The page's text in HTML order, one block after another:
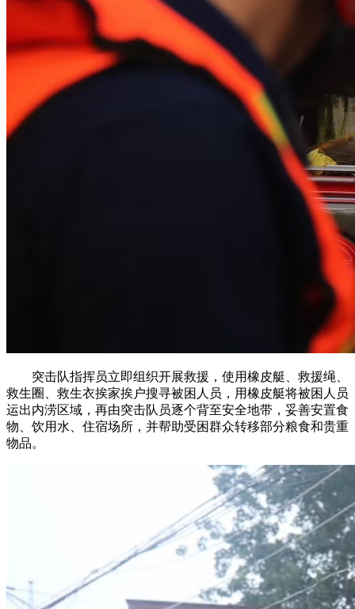
突击队指挥员立即组织开展救援，使用橡皮艇、救援绳、
救生圈、救生衣挨家挨户搜寻被困人员，用橡皮艇将被困人员
运出内涝区域，再由突击队员逐个背至安全地带，妥善安置食
物、饮用水、住宿场所，并帮助受困群众转移部分粮食和贵重
物品。